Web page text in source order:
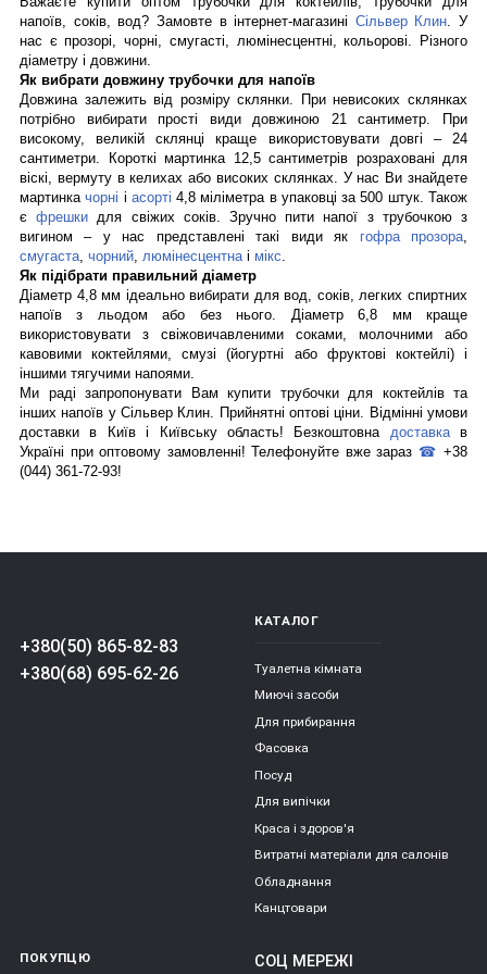
напоїв, соків, вод? Замовте в інтернет-магазині Сільвер Клин. У
нас є прозорі, чорні, смугасті, люмінесцентні, кольорові. Різного
діаметру і довжини.
Як вибрати довжину трубочки для напоїв
Довжина залежить від розміру склянки. При невисоких склянках
потрібно вибирати прості види довжиною 21 сантиметр. При
високому, великій склянці краще використовувати довгі – 24
сантиметри. Короткі мартинка 12,5 сантиметрів розраховані для
віскі, вермуту в келихах або високих склянках. У нас Ви знайдете
мартинка чорні і асорті 4,8 міліметра в упаковці за 500 штук. Також
є фрешки для свіжих соків. Зручно пити напої з трубочкою з
вигином – у нас представлені такі види як
гофра прозора
смугаста, чорний, люмінесцентна і мікс.
Як підібрати правильний діаметр
Діаметр 4,8 мм ідеально вибирати для вод, соків, легких спиртних
напоїв з льодом або без нього. Діаметр 6,8 мм краще
використовувати з свіжовичавленими соками, молочними або
кавовими коктейлями, смузі (йогуртні або фруктові коктейлі) і
іншими тягучими напоями.
Ми раді запропонувати Вам купити трубочки для коктейлів та
інших напоїв у Сільвер Клин. Прийнятні оптові ціни. Відмінні умови
доставки в Київ і Київську область! Безкоштовна доставка в
Україні при оптовому замовленні! Телефонуйте вже зараз ☎ +38
(044) 361-72-93!
+380(50) 865-82-83
+380(68) 695-62-26
КАТАЛОГ
Туалетна кімната
Миючі засоби
Для прибирання
Фасовка
Посуд
Для випічки
Краса і здоров'я
Витратні матеріали для салонів
Обладнання
Канцтовари
ПОКУПЦЮ СОЦ МЕРЕЖІ